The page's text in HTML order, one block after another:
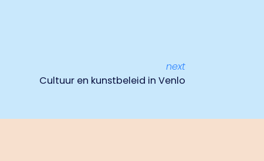
next
Cultuur en kunstbeleid in Venlo